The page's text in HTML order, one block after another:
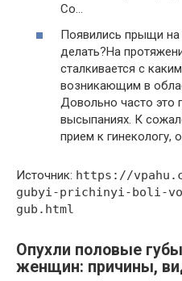
Со…
Появились прыщи на
делать?На
сталкивается с
возникающим в
Довольно часто это
высыпаниях. К
прием к гинекологу,
Источник: https://
gubyi-prichinyi-boli-
gub.html
Опухли половые
женщин: причины,